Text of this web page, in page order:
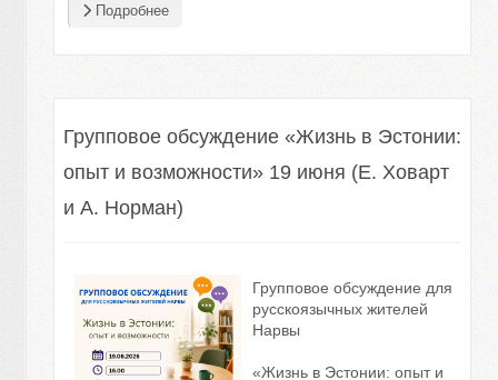
Подробнее
Групповое обсуждение «Жизнь в Эстонии:
опыт и возможности» 19 июня (Е. Ховарт
и А. Норман)
Групповое обсуждение для
русскоязычных жителей
Нарвы
«Жизнь в Эстонии: опыт и